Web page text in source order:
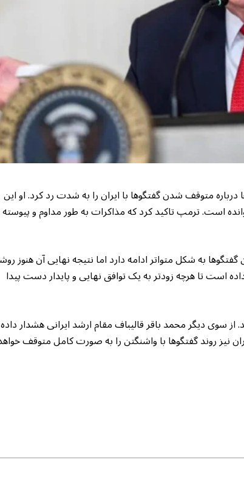
متوقف شدن گفتگوها با ایران را به شدت رد کرد. او این
است. ترمپ تاکید کرد که مذاکرات به طور مداوم و
به شکل متواتر ادامه دارد اما نتیجه نهایی آن هنوز
است تا هرچه زودتر به یک توافق نهایی و پایدار دست پیدا
سوی دیگر محمد باقر قالیباف مقام ارشد ایرانی هشدار داده
نیز روند گفتگوها با واشنگتن را به صورت کامل متوقف